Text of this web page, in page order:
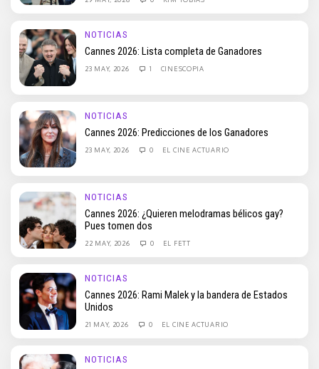
NOTICIAS
Cannes 2026: Lista completa de Ganadores
23 MAY, 2026 1 CINESCOPIA
NOTICIAS
Cannes 2026: Predicciones de los Ganadores
23 MAY, 2026 0 EL CINE ACTUARIO
NOTICIAS
Cannes 2026: ¿Quieren melodramas bélicos gay?
Pues tomen dos
22 MAY, 2026 0 EL FETT
NOTICIAS
Cannes 2026: Rami Malek y la bandera de Estados
Unidos
21 MAY, 2026 0 EL CINE ACTUARIO
NOTICIAS